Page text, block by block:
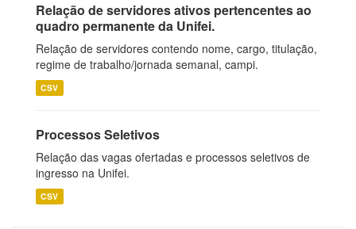
Relação de servidores ativos pertencentes ao
quadro permanente da Unifei.
Relação de servidores contendo nome, cargo, titulação,
regime de trabalho/jornada semanal, campi.
CSV
Processos Seletivos
Relação das vagas ofertadas e processos seletivos de
ingresso na Unifei.
CSV